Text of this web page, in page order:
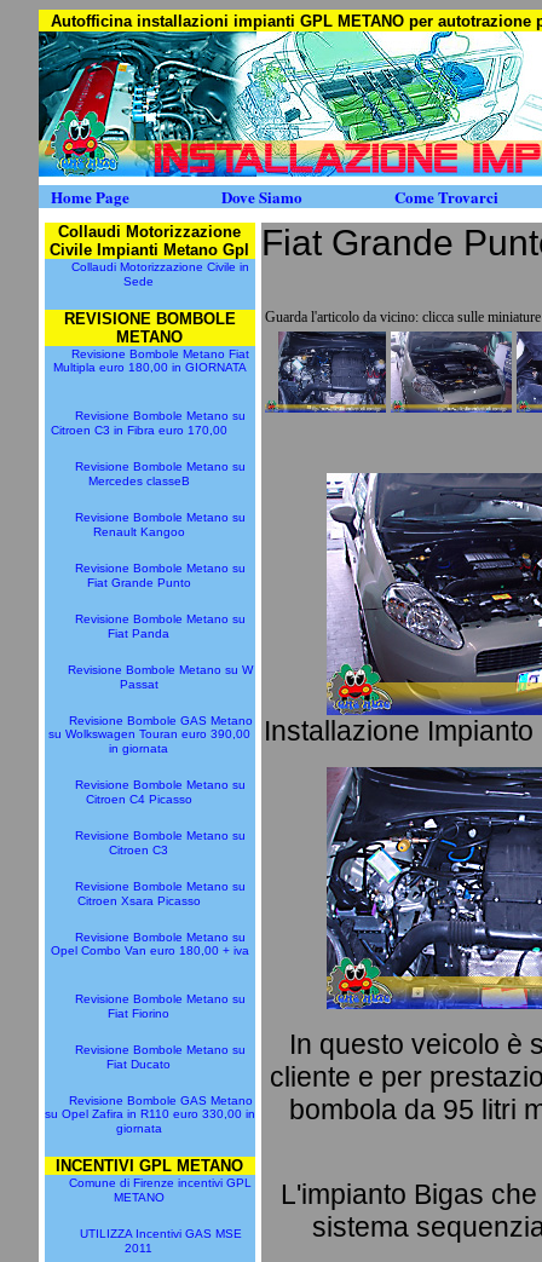
Autofficina installazioni impianti GPL METANO per autotrazione
Home Page Dove Siamo Come Trovarci
Collaudi Motorizzazione
Civile Impianti Metano Gpl
Collaudi Motorizzazione Civile in
Sede
REVISIONE BOMBOLE
METANO
Revisione Bombole Metano Fiat
Multipla euro 180,00 in GIORNATA
Revisione Bombole Metano su
Citroen C3 in Fibra euro 170,00
Revisione Bombole Metano su
Mercedes classeB
Revisione Bombole Metano su
Renault Kangoo
Revisione Bombole Metano su
Fiat Grande Punto
Revisione Bombole Metano su
Fiat Panda
Revisione Bombole Metano su W
Passat
Revisione Bombole GAS Metano
su Wolkswagen Touran euro 390,00
in giornata
Revisione Bombole Metano su
Citroen C4 Picasso
Revisione Bombole Metano su
Citroen C3
Revisione Bombole Metano su
Citroen Xsara Picasso
Revisione Bombole Metano su
Opel Combo Van euro 180,00 + iva
Revisione Bombole Metano su
Fiat Fiorino
Revisione Bombole Metano su
Fiat Ducato
Revisione Bombole GAS Metano
su Opel Zafira in R110 euro 330,00 in
giornata
INCENTIVI GPL METANO
Comune di Firenze incentivi GPL
METANO
UTILIZZA Incentivi GAS MSE
2011
Fiat Grande
Guarda l'articolo da vicino: clicca sulle
Installazione
In questo veicolo è
cliente e per
bombola da 95 litri
L'impianto Bigas
sistema